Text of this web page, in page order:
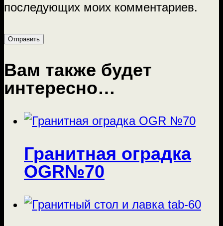
последующих моих комментариев.
Вам также будет
интересно…
Гранитная оградка
OGR№70